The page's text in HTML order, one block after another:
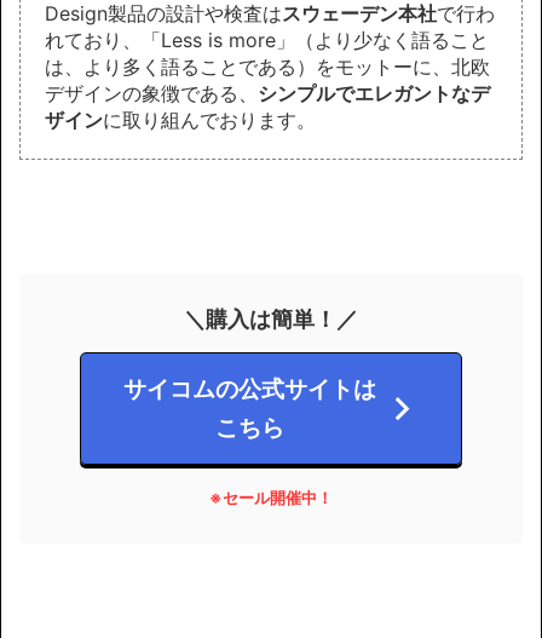
Design製品の設計や検査はスウェーデン本社で行わ
れており、「Less is more」（より少なく語ること
は、より多く語ることである）をモットーに、北欧
デザインの象徴である、 シンプルでエレガントなデ
ザインに取り組んでおります。
＼購入は簡単！／
サイコムの公式サイトは
こちら
※セール開催中！